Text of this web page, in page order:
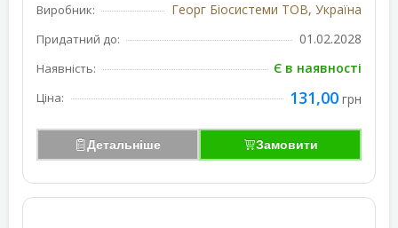
Виробник: Георг Біосистеми ТОВ, Україна
Придатний до: 01.02.2028
Наявність: Є в наявності
Ціна: 131,00 грн
Детальніше Замовити